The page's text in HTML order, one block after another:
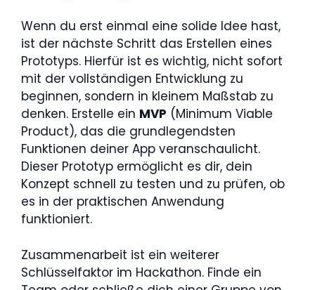
Wenn du erst einmal eine solide Idee hast,
ist der nächste Schritt das Erstellen eines
Prototyps. Hierfür ist es wichtig, nicht sofort
mit der vollständigen Entwicklung zu
beginnen, sondern in kleinem Maßstab zu
denken. Erstelle ein MVP (Minimum Viable
Product), das die grundlegendsten
Funktionen deiner App veranschaulicht.
Dieser Prototyp ermöglicht es dir, dein
Konzept schnell zu testen und zu prüfen, ob
es in der praktischen Anwendung
funktioniert.
Zusammenarbeit ist ein weiterer
Schlüsselfaktor im Hackathon. Finde ein